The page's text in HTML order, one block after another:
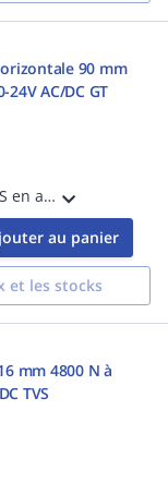
90 mm
AC/DC GT
Gâche électrique 12S en applique, horizontale 90 mm, 3500 N, à émission de courant, 10-24V AC/DC, gauche tirant
au panier
et les stocks
mm 4800 N à
TVS